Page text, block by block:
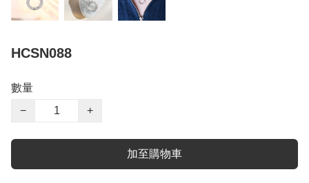
HCSN088
數量
−
+
加至購物車